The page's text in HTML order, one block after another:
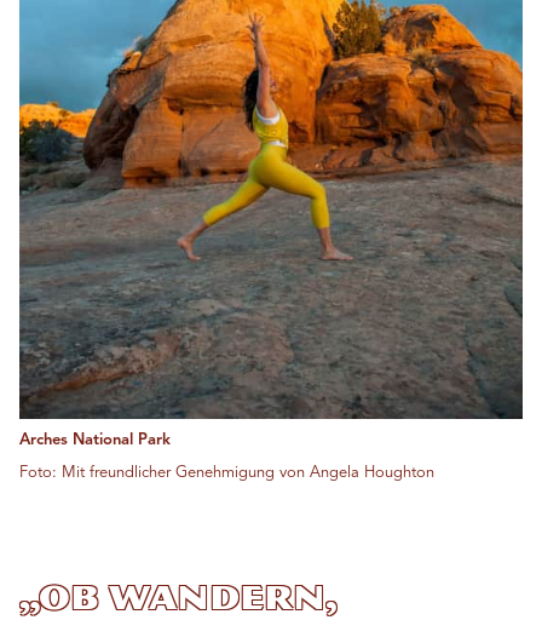
Arches National Park
Foto: Mit freundlicher Genehmigung von Angela Houghton
„Ob Wandern,